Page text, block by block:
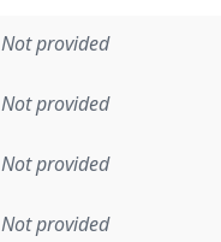
Not provided
Not provided
Not provided
Not provided